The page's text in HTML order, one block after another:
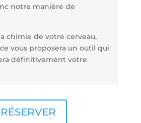
notre manière de
chimie de votre cerveau,
vous proposera un outil qui
définitivement votre
RÉSERVER